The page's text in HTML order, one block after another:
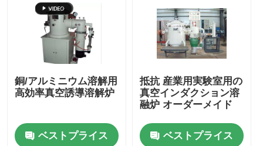
銅/アルミニウム溶解用
高効率真空誘導溶解炉
ベストプライス
抵抗 産業用実験室用の
真空インダクション溶
融炉 オーダーメイド
ベストプライス